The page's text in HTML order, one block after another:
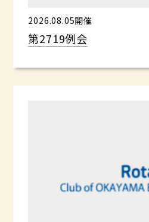
2026.08.05開催
第2719例会